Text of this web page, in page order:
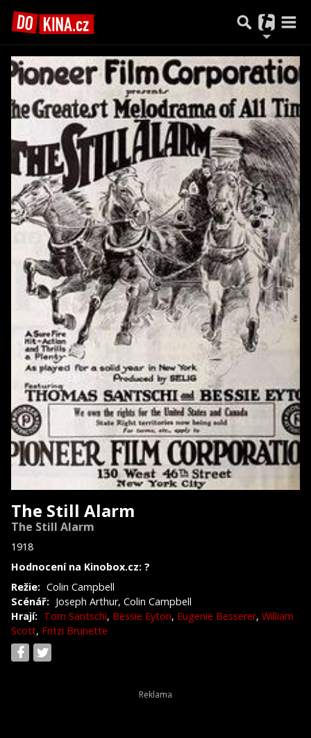
The Still Alarm
The Still Alarm
1918
Hodnocení na Kinobox.cz: ?
Režie: Colin Campbell
Scénář: Joseph Arthur, Colin Campbell
Hrají: Tom Santschi, Bessie Eyton, Eugenie Besserer, William
Scott, Fritzi Brunette